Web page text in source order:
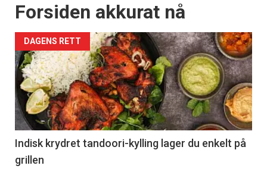
Forsiden akkurat nå
DAGENS RETT
Indisk krydret tandoori-kylling lager du enkelt på
grillen